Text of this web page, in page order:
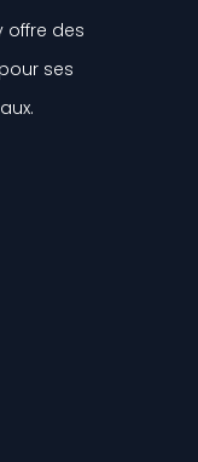
offre des
ses